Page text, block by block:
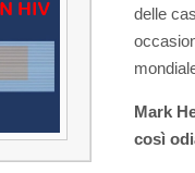
delle
Mark
così